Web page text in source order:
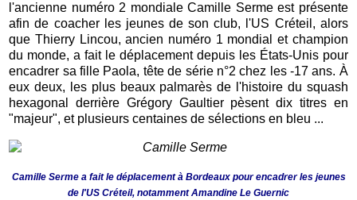
l'ancienne numéro 2 mondiale Camille Serme est présente
afin de coacher les jeunes de son club, l'US Créteil, alors
que Thierry Lincou, ancien numéro 1 mondial et champion
du monde, a fait le déplacement depuis les États-Unis pour
encadrer sa fille Paola, tête de série n°2 chez les -17 ans. À
eux deux, les plus beaux palmarès de l'histoire du squash
hexagonal derrière Grégory Gaultier pèsent dix titres en
"majeur", et plusieurs centaines de sélections en bleu ...
Camille Serme a fait le déplacement à Bordeaux pour encadrer les jeunes
de l'US Créteil, notamment Amandine Le Guernic